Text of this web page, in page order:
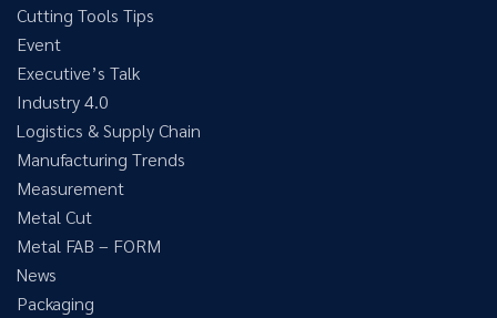
Cutting Tools Tips
Event
Executive’s Talk
Industry 4.0
Logistics & Supply Chain
Manufacturing Trends
Measurement
Metal Cut
Metal FAB – FORM
News
Packaging